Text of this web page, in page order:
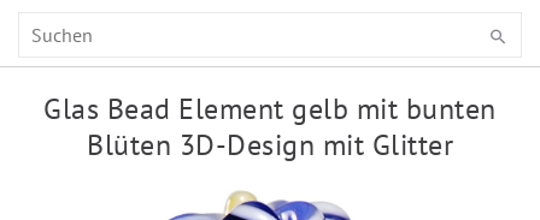
Glas Bead Element gelb mit bunten
Blüten 3D-Design mit Glitter